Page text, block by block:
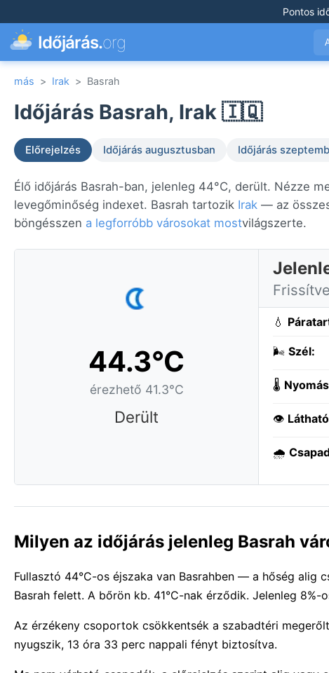
Pontos
Időjárás.org
más > Irak > Basrah
Időjárás Basrah, Irak 🇮🇶
Előrejelzés Időjárás augusztusban Időjárás
Élő időjárás Basrah-ban, jelenleg 44°C, derült. Nézze
levegőminőség indexet. Basrah tartozik Irak — az
böngésszen a legforróbb városokat mostvilágszerte.
44.3°C
érezhető 41.3°C
Derült
💧
🌬️ Szél:
🌡️
👁️
🌧️
Milyen az időjárás jelenleg Basrah
Fullasztó 44°C-os éjszaka van Basrahben — a hőség
Basrah felett. A bőrön kb. 41°C-nak érződik. Jelenleg
Az érzékeny csoportok csökkentsék a szabadtéri
nyugszik, 13 óra 33 perc nappali fényt biztosítva.